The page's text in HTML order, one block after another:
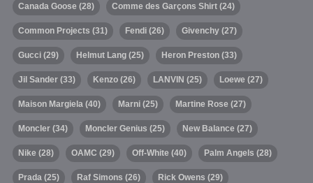
Canada Goose (28) Comme des Garçons Shirt(24)
Common Projects (31) Fendi(26) Givenchy(27)
Gucci(29) Helmut Lang(25) Heron Preston(33)
Jil Sander(33) Kenzo(26) LANVIN (25) Loewe (27)
Maison Margiela (40) Marni(25) Martine Rose (27)
Moncler(34) Moncler Genius (25) New Balance (27)
Nike (28) OAMC (29) Off-White (40) Palm Angels (28)
Prada (25) Raf Simons (26) Rick Owens (29)